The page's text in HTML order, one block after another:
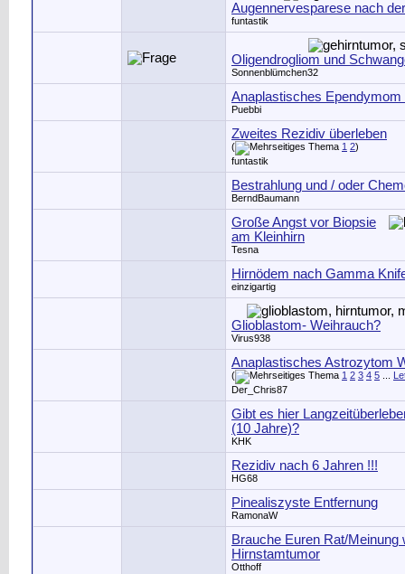
Augennervesparese nach
funtastik
Oligendrogliom und
Sonnenblümchen32
Anaplastisches
Puebbi
Zweites Rezidiv überleben
( 1 2)
funtastik
Bestrahlung und / oder
BerndBaumann
Große Angst vor Biopsie
am Kleinhirn
Tesna
Hirnödem nach Gamma
einzigartig
Glioblastom- Weihrauch?
Virus938
Anaplastisches Astrozytom
( 1 2 3 4 5
Der_Chris87
Gibt es hier
(10 Jahre)?
KHK
Rezidiv nach 6 Jahren !!!
HG68
Pinealiszyste Entfernung
RamonaW
Brauche Euren Rat/Meinung
Hirnstamtumor
Otthoff